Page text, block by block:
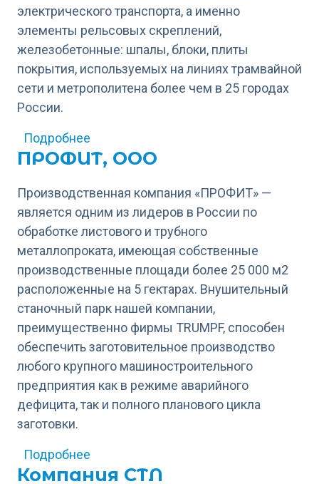
электрического транспорта, а именно
элементы рельсовых скреплений,
железобетонные: шпалы, блоки, плиты
покрытия, используемых на линиях трамвайной
сети и метрополитена более чем в 25 городах
России.
Подробнее
ПРОФИТ, ООО
Производственная компания «ПРОФИТ» —
является одним из лидеров в России по
обработке листового и трубного
металлопроката, имеющая собственные
производственные площади более 25 000 м2
расположенные на 5 гектарах. Внушительный
станочный парк нашей компании,
преимущественно фирмы TRUMPF, способен
обеспечить заготовительное производство
любого крупного машиностроительного
предприятия как в режиме аварийного
дефицита, так и полного планового цикла
заготовки.
Подробнее
Компания СТЛ